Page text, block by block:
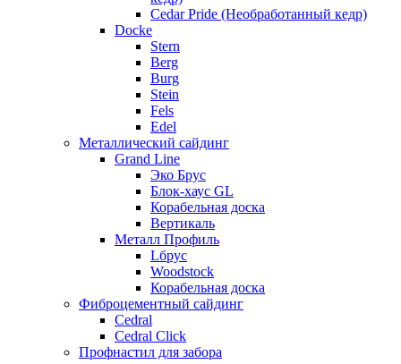
Cedar Pride (Необработанный кедр)
Docke
Stern
Berg
Burg
Stein
Fels
Edel
Металлический сайдинг
Grand Line
Эко Брус
Блок-хаус GL
Корабельная доска
Вертикаль
Металл Профиль
Lбрус
Woodstock
Корабельная доска
Фиброцементный сайдинг
Cedral
Cedral Click
Профнастил для забора